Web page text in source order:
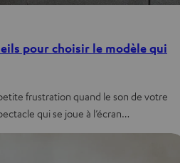
pour choisir le modèle qui
frustration quand le son de votre
qui se joue à l’écran…